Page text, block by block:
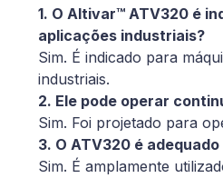
1. O Altivar™ ATV320 é
aplicações industriais?
Sim. É indicado para
industriais.
2. Ele pode operar
Sim. Foi projetado para
3. O ATV320 é
Sim. É amplamente